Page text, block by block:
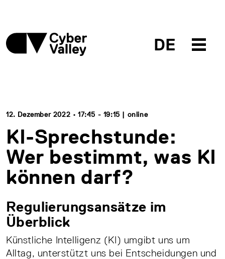
DE
12. Dezember 2022 • 17:45 - 19:15 | online
KI-Sprechstunde:
Wer bestimmt, was KI
können darf?
Regulierungsansätze im
Überblick
Künstliche Intelligenz (KI) umgibt uns um
Alltag, unterstützt uns bei Entscheidungen und